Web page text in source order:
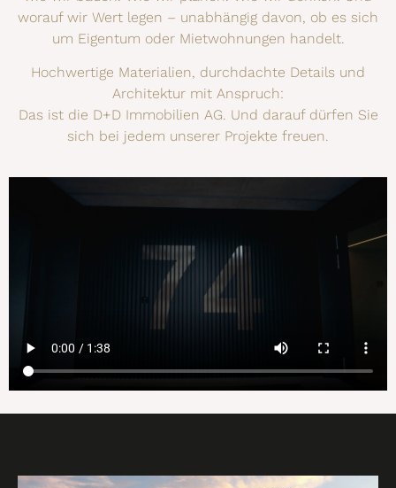
worauf wir Wert legen – unabhängig davon, ob es sich
um Eigentum oder Mietwohnungen handelt.
Hochwertige Materialien, durchdachte Details und
Architektur mit Anspruch:
Das ist die D+D Immobilien AG. Und darauf dürfen Sie
sich bei jedem unserer Projekte freuen.